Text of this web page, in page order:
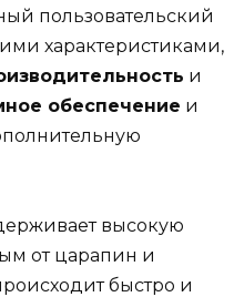
пользовательский
характеристиками,
и
обеспечение и
высокую
от царапин и
быстро и